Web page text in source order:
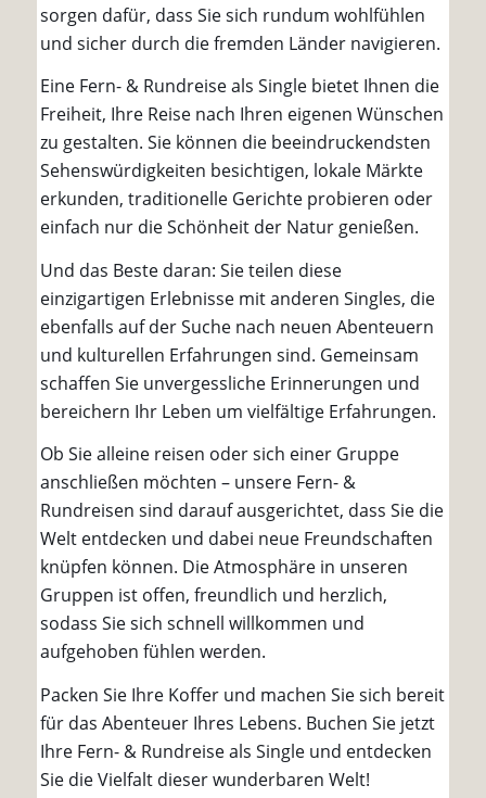
sorgen dafür, dass Sie sich rundum wohlfühlen
und sicher durch die fremden Länder navigieren.
Eine Fern- & Rundreise als Single bietet Ihnen die
Freiheit, Ihre Reise nach Ihren eigenen Wünschen
zu gestalten. Sie können die beeindruckendsten
Sehenswürdigkeiten besichtigen, lokale Märkte
erkunden, traditionelle Gerichte probieren oder
einfach nur die Schönheit der Natur genießen.
Und das Beste daran: Sie teilen diese
einzigartigen Erlebnisse mit anderen Singles, die
ebenfalls auf der Suche nach neuen Abenteuern
und kulturellen Erfahrungen sind. Gemeinsam
schaffen Sie unvergessliche Erinnerungen und
bereichern Ihr Leben um vielfältige Erfahrungen.
Ob Sie alleine reisen oder sich einer Gruppe
anschließen möchten – unsere Fern- &
Rundreisen sind darauf ausgerichtet, dass Sie die
Welt entdecken und dabei neue Freundschaften
knüpfen können. Die Atmosphäre in unseren
Gruppen ist offen, freundlich und herzlich,
sodass Sie sich schnell willkommen und
aufgehoben fühlen werden.
Packen Sie Ihre Koffer und machen Sie sich bereit
für das Abenteuer Ihres Lebens. Buchen Sie jetzt
Ihre Fern- & Rundreise als Single und entdecken
Sie die Vielfalt dieser wunderbaren Welt!